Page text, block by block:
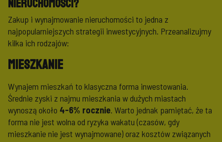
nieruchomości?
Zakup i wynajmowanie nieruchomości to jedna z
najpopularniejszych strategii inwestycyjnych. Przeanalizujmy
kilka ich rodzajów:
Mieszkanie
Wynajem mieszkań to klasyczna forma inwestowania.
Średnie zyski z najmu mieszkania w dużych miastach
wynoszą około 4-6% rocznie. Warto jednak pamiętać, że ta
forma nie jest wolna od ryzyka wakatu (czasów, gdy
mieszkanie nie jest wynajmowane) oraz kosztów związanych